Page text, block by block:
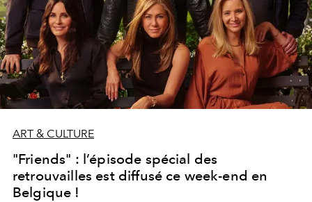
ART & CULTURE
"Friends" : l’épisode spécial des
retrouvailles est diffusé ce week-end en
Belgique !